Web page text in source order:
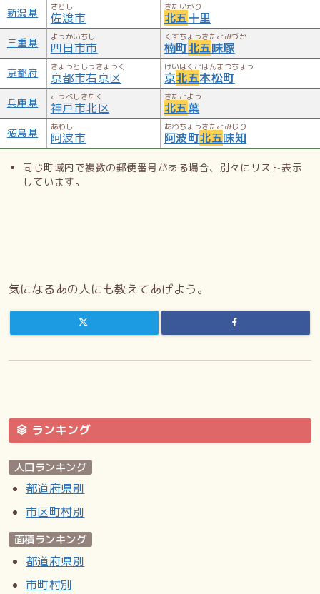
新潟県 さどし
佐渡市
きたいかり
北五十里
三重県 よっかいちし
四日市市
くすちょうきたごみづか
楠町北五味塚
京都府 きょうとしうきょうく
京都市右京区
けいほくごほんまつちょう
京北五本松町
兵庫県 こうべしきたく
神戸市北区
きたごよう
北五葉
徳島県 あわし
阿波市
あわちょうきたごみじり
阿波町北五味知
同じ町域内で複数の郵便番号がある場合、別々にリスト表示
しています。
気になるあの人にも教えてあげよう。
ランキング
人口ランキング
都道府県別
市区町村別
面積ランキング
都道府県別
市町村別